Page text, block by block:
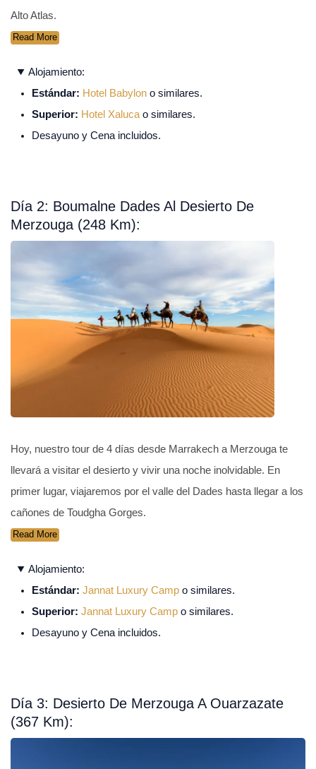
Alto Atlas.
Read More
Alojamiento:
Estándar: Hotel Babylono similares.
Superior: Hotel Xalucao similares.
Desayuno y Cena incluidos.
Día 2: Boumalne Dades Al Desierto De
Merzouga (248 Km):
Hoy, nuestro tour de 4 días desde Marrakech a Merzouga te
llevará a visitar el desierto y vivir una noche inolvidable. En
primer lugar, viajaremos por el valle del Dades hasta llegar a los
cañones de Toudgha Gorges.
Read More
Alojamiento:
Estándar: Jannat Luxury Campo similares.
Superior: Jannat Luxury Campo similares.
Desayuno y Cena incluidos.
Día 3: Desierto De Merzouga A Ouarzazate
(367 Km):